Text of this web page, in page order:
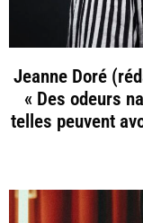
Jeanne Doré
« Des odeurs
telles peuvent